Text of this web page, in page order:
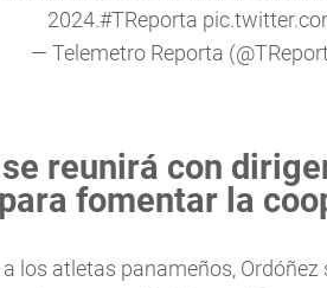
2024.#TReporta
— Telemetro Reporta
reunirá con
fomentar la
los atletas panameños,